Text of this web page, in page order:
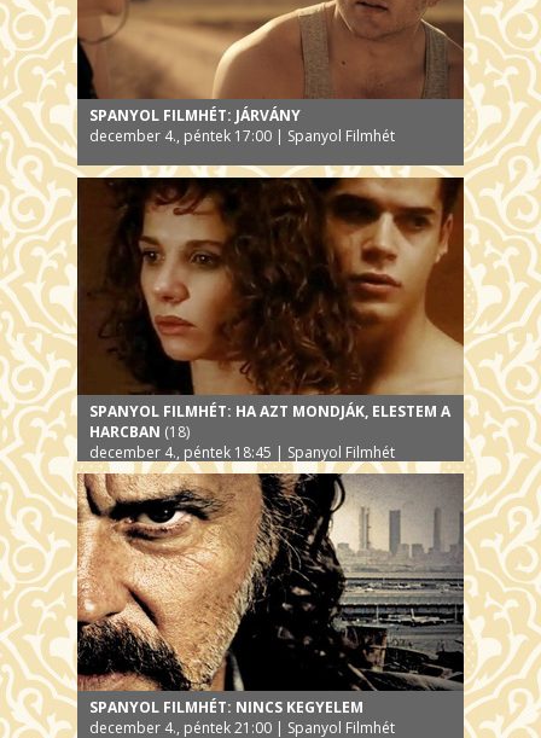
SPANYOL FILMHÉT: JÁRVÁNY
december 4., péntek 17:00 | Spanyol Filmhét
SPANYOL FILMHÉT: HA AZT MONDJÁK, ELESTEM A
HARCBAN (18)
december 4., péntek 18:45 | Spanyol Filmhét
SPANYOL FILMHÉT: NINCS KEGYELEM
december 4., péntek 21:00 | Spanyol Filmhét